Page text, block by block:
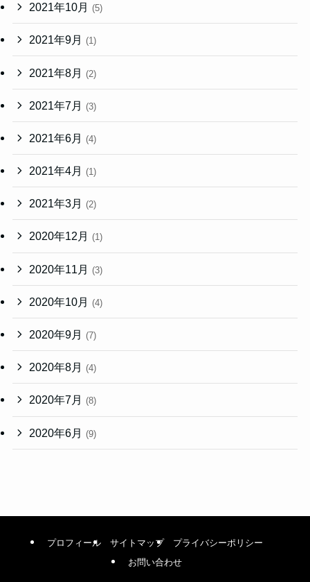
2021年10月 (5)
2021年9月 (1)
2021年8月 (2)
2021年7月 (3)
2021年6月 (4)
2021年4月 (1)
2021年3月 (2)
2020年12月 (1)
2020年11月 (3)
2020年10月 (4)
2020年9月 (7)
2020年8月 (4)
2020年7月 (8)
2020年6月 (9)
プロフィール サイトマップ
プライバシーポリシー
お問い合わせ